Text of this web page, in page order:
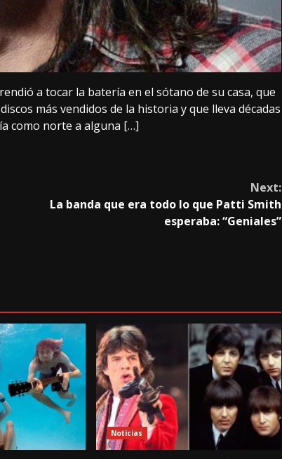
a tocar la batería en el sótano de su casa, que
más vendidos de la historia y que lleva décadas
como norte a alguna […]
Next:
La banda que era todo lo que Patti Smith
esperaba: “Geniales”
Noticias